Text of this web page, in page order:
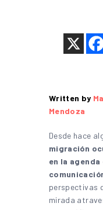
Written by
Mendoza
Desde hace
migración
en la
perspectivas
mirada